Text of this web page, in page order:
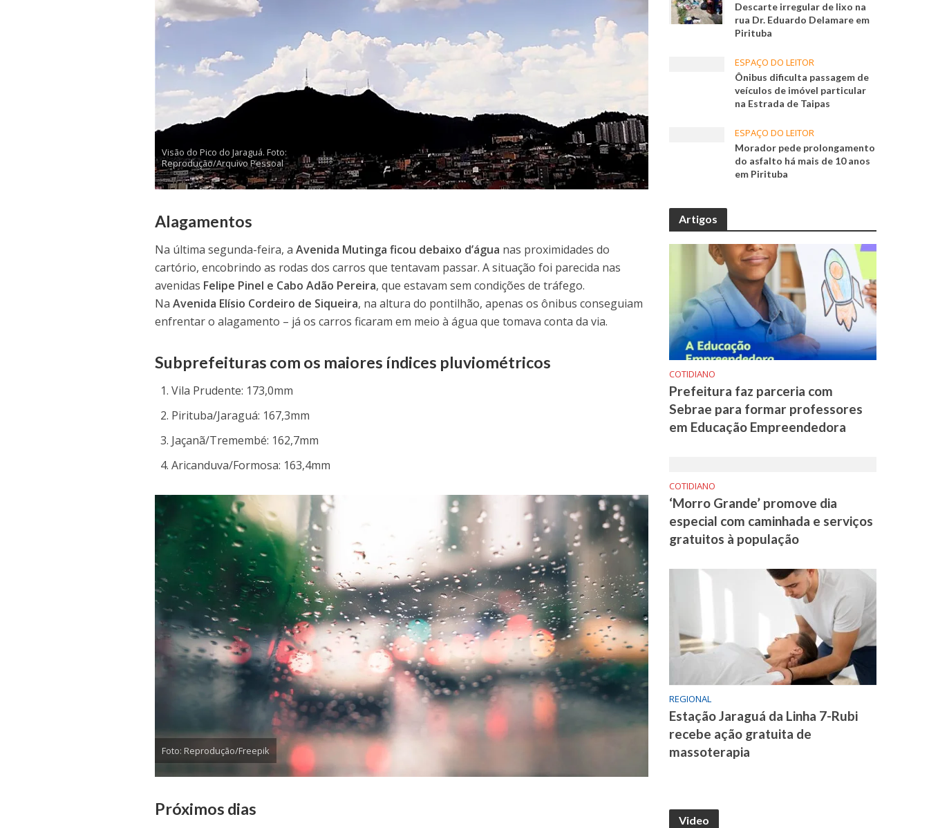
Visão do Pico do Jaraguá. Foto:
Reprodução/Arquivo Pessoal
Alagamentos
Na última segunda-feira, aAvenida Mutinga ficou debaixo d’água nas proximidades do
cartório, encobrindo as rodas dos carros que tentavam passar. A situação foi parecida nas
avenidas Felipe Pinel e Cabo Adão Pereira, que estavam sem condições de tráfego.
NaAvenida Elísio Cordeiro de Siqueira, na altura do pontilhão, apenas os ônibus conseguiam
enfrentar o alagamento – já os carros ficaram em meio à água que tomava conta da via.
Subprefeituras com os maiores índices pluviométricos
Vila Prudente: 173,0mm
Pirituba/Jaraguá: 167,3mm
Jaçanã/Tremembé: 162,7mm
Aricanduva/Formosa: 163,4mm
Foto: Reprodução/Freepik
Próximos dias
Descarte irregular de lixo na
rua Dr. Eduardo Delamare em
Pirituba
ESPAÇO DO LEITOR
Ônibus dificulta passagem de
veículos de imóvel particular
na Estrada de Taipas
ESPAÇO DO LEITOR
Morador pede prolongamento
do asfalto há mais de 10 anos
em Pirituba
Artigos
COTIDIANO
Prefeitura faz parceria com
Sebrae para formar professores
em Educação Empreendedora
COTIDIANO
‘Morro Grande’ promove dia
especial com caminhada e serviços
gratuitos à população
REGIONAL
Estação Jaraguá da Linha 7-Rubi
recebe ação gratuita de
massoterapia
Video